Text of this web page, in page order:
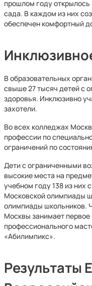
прошлом году
сада. В каждом из них
обеспечен комфортный
В образовательных
свыше 27 тысяч детей с
здоровья. Инклюзивно
захотели.
Во всех колледжах
профессии по
ограничений по
Дети с ограниченными
высокие места на
учебном году 138 из них
Московской олимпиады
олимпиады школьников.
Москвы занимает
профессионального
«Абилимпикс».
Результаты